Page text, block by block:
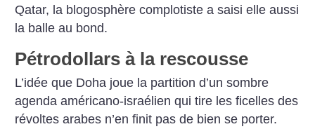
Qatar, la blogosphère complotiste a saisi elle aussi
la balle au bond.
Pétrodollars à la rescousse
L’idée que Doha joue la partition d’un sombre
agenda américano-israélien qui tire les ficelles des
révoltes arabes n’en finit pas de bien se porter.